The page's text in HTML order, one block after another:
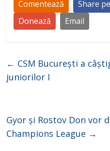
Comentează Share
Donează
Email
← CSM București a
juniorilor I
Gyor și Rostov Don vor
Champions League →